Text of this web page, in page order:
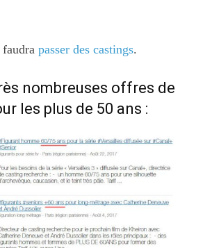
passer des castings.
nombreuses offres de
les plus de 50 ans :